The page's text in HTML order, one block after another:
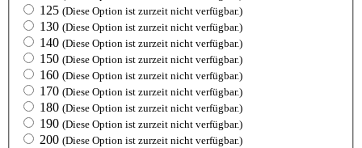
125 (Diese Option ist zurzeit nicht verfügbar.)
130 (Diese Option ist zurzeit nicht verfügbar.)
140 (Diese Option ist zurzeit nicht verfügbar.)
150 (Diese Option ist zurzeit nicht verfügbar.)
160 (Diese Option ist zurzeit nicht verfügbar.)
170 (Diese Option ist zurzeit nicht verfügbar.)
180 (Diese Option ist zurzeit nicht verfügbar.)
190 (Diese Option ist zurzeit nicht verfügbar.)
200 (Diese Option ist zurzeit nicht verfügbar.)